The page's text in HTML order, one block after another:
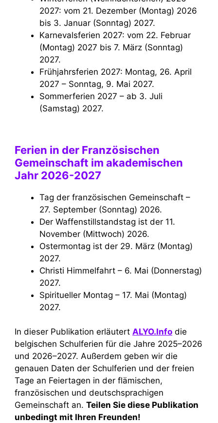
2027: vom 21. Dezember (Montag) 2026
bis 3. Januar (Sonntag) 2027.
Karnevalsferien 2027: vom 22. Februar
(Montag) 2027 bis 7. März (Sonntag)
2027.
Frühjahrsferien 2027: Montag, 26. April
2027 – Sonntag, 9. Mai 2027.
Sommerferien 2027 – ab 3. Juli
(Samstag) 2027.
Ferien in der Französischen
Gemeinschaft im akademischen
Jahr 2026-2027
Tag der französischen Gemeinschaft –
27. September (Sonntag) 2026.
Der Waffenstillstandstag ist der 11.
November (Mittwoch) 2026.
Ostermontag ist der 29. März (Montag)
2027.
Christi Himmelfahrt – 6. Mai (Donnerstag)
2027.
Spiritueller Montag – 17. Mai (Montag)
2027.
In dieser Publikation erläutert ALYO.Info die
belgischen Schulferien für die Jahre 2025–2026
und 2026–2027. Außerdem geben wir die
genauen Daten der Schulferien und der freien
Tage an Feiertagen in der flämischen,
französischen und deutschsprachigen
Gemeinschaft an. Teilen Sie diese Publikation
unbedingt mit Ihren Freunden!